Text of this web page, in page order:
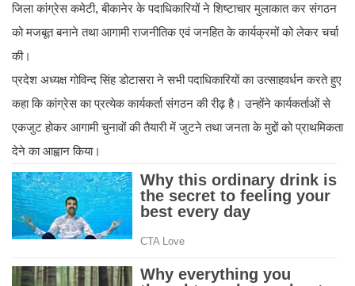
जिला कांग्रेस कमेटी, बीकानेर के पदाधिकारियों ने शिष्टाचार मुलाकात कर संगठन
को मजबूत बनाने तथा आगामी राजनीतिक एवं जनहित के कार्यक्रमों को लेकर चर्चा
की।
प्रदेश अध्यक्ष गोविन्द सिंह डोटासरा ने सभी पदाधिकारियों का उत्साहवर्धन करते हुए
कहा कि कांग्रेस का प्रत्येक कार्यकर्ता संगठन की रीढ़ है। उन्होंने कार्यकर्ताओं से
एकजुट होकर आगामी चुनावों की तैयारी में जुटने तथा जनता के मुद्दों को प्राथमिकता
देने का आह्वान किया।